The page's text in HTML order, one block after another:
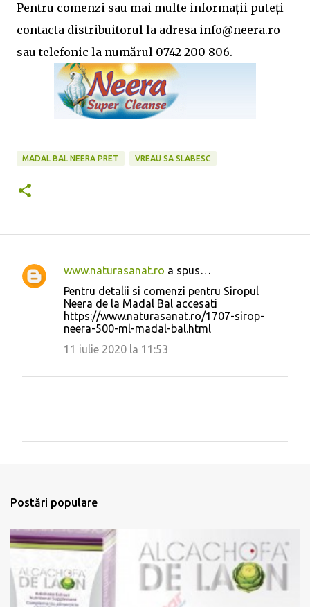
Pentru comenzi sau mai multe informații puteți
contacta distribuitorul la adresa info@neera.ro
sau telefonic la numărul 0742 200 806.
MADAL BAL NEERA PRET VREAU SA SLABESC
C
t
www.naturasanat.ro a spus…
Pentru detalii si comenzi pentru Siropul
Neera de la Madal Bal accesati
https://www.naturasanat.ro/1707-sirop-
neera-500-ml-madal-bal.html
11 iulie 2020 la 11:53
m
e
ț
u
n
c
Postări populare